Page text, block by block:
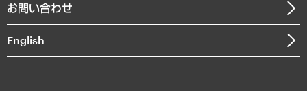
インドネシア現地法人
個人情報保護方針
お問い合わせ
English